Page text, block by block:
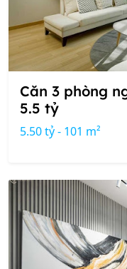
Căn 3 phòng
5.5 tỷ
5.50 tỷ - 101 m²